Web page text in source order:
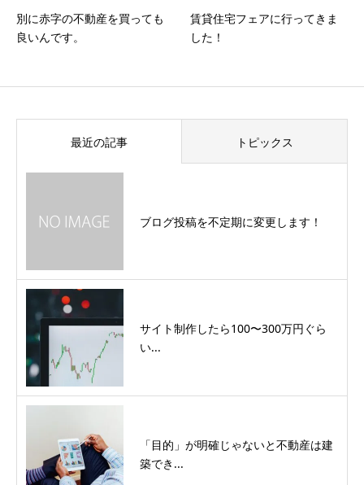
別に赤字の不動産を買っても
良いんです。
賃貸住宅フェアに行ってきま
した！
最近の記事 トピックス
ブログ投稿を不定期に変更します！
サイト制作したら100〜300万円ぐら
い...
「目的」が明確じゃないと不動産は建
築でき...